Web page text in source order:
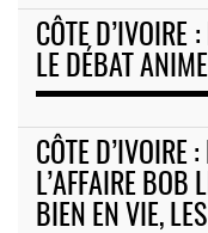
CÔTE D’IVOIRE
LE DÉBAT
CÔTE D’IVOIRE
L’AFFAIRE BOB
BIEN EN VIE,